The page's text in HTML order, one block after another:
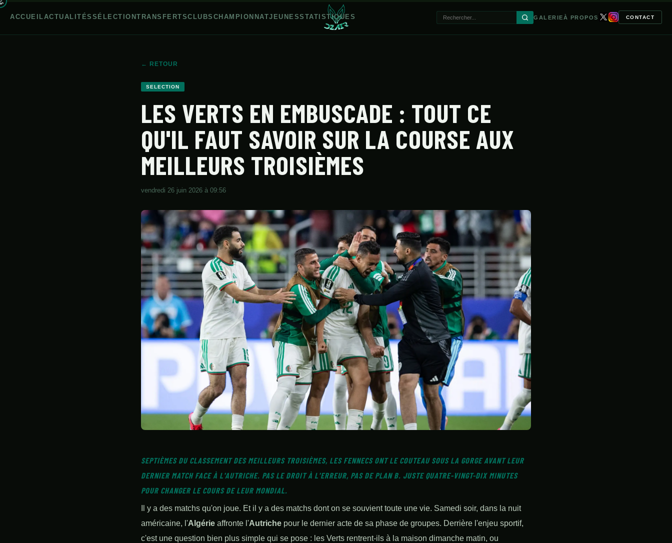
ACCUEILACTUALITÉS SÉLECTION TRANSFERTSCLUBS CHAMPIONNATJEUNESSTATISTIQUES GALERIE À PROPOS CONTACT
CONTACT
← RETOUR
SELECTION
LES VERTS EN EMBUSCADE : TOUT CE
QU'IL FAUT SAVOIR SUR LA COURSE AUX
MEILLEURS TROISIÈMES
vendredi 26 juin 2026 à 09:56
SEPTIÈMES DU CLASSEMENT DES MEILLEURS TROISIÈMES, LES FENNECS ONT LE COUTEAU SOUS LA GORGE AVANT LEUR
DERNIER MATCH FACE À L'AUTRICHE. PAS LE DROIT À L'ERREUR, PAS DE PLAN B. JUSTE QUATRE-VINGT-DIX MINUTES
POUR CHANGER LE COURS DE LEUR MONDIAL.
Il y a des matchs qu'on joue. Et il y a des matchs dont on se souvient toute une vie. Samedi soir, dans la nuit
américaine, l'Algérie affronte l'Autriche pour le dernier acte de sa phase de groupes. Derrière l'enjeu sportif,
c'est une question bien plus simple qui se pose : les Verts rentrent-ils à la maison dimanche matin, ou